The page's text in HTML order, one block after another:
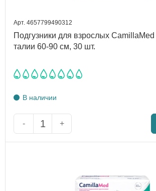
Арт. 4657799490312
Подгузники для взрослых
талии 60-90 см, 30 шт.
В наличии
- +